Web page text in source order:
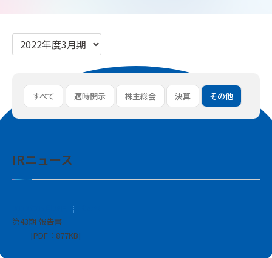
すべて 適時開示 株主総会 決算 その他
IRニュース
第43期 報告書
[PDF：877KB]